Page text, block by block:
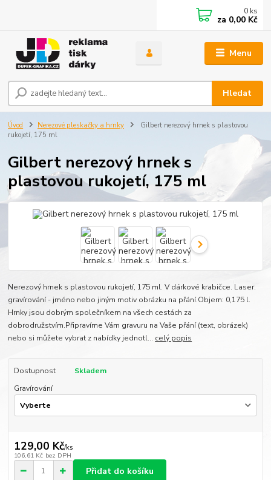
Menu
Hledat
0 ks
za 0,00 Kč
Úvod Nerezové pleskačky a hrnky
Gilbert nerezový hrnek s plastovou
rukojetí, 175 ml
Gilbert nerezový hrnek s
plastovou rukojetí, 175 ml
Nerezový hrnek s plastovou rukojetí, 175 ml. V dárkové krabičce. Laser.
gravírování - jméno nebo jiným motiv obrázku na přání.Objem: 0,175 l.
Hrnky jsou dobrým společníkem na všech cestách za
dobrodružstvím.Připravíme Vám gravuru na Vaše přání (text, obrázek)
nebo si můžete vybrat z nabídky jednotl... celý popis
Dostupnost
Skladem
Gravírování
129,00 Kč/ks
106,61 Kč bez DPH
Přidat do košíku